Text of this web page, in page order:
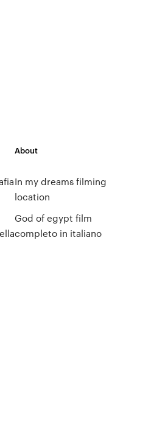
About
In my dreams filming
location
God of egypt film
completo in italiano